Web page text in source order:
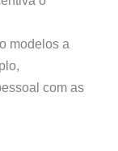
modelos a
com as